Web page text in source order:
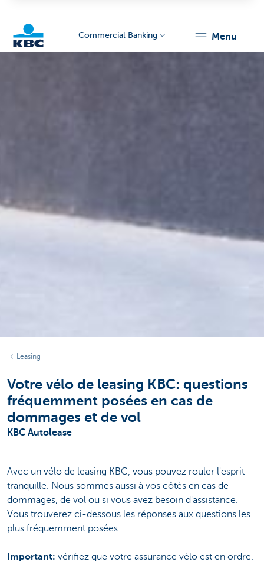
Commercial Banking menu
Leasing
Votre vélo de leasing KBC: questions
fréquemment posées en cas de
dommages et de vol
KBC Autolease
Avec un vélo de leasing KBC, vous pouvez rouler l'esprit
tranquille. Nous sommes aussi à vos côtés en cas de
dommages, de vol ou si vous avez besoin d'assistance.
Vous trouverez ci-dessous les réponses aux questions les
plus fréquemment posées.
Important: vérifiez que votre assurance vélo est en ordre.